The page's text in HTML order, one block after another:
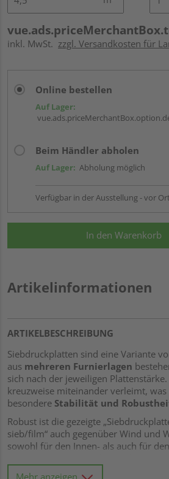
inkl. MwSt. zzgl. Versandkosten für
Online bestellen
Auf Lager:
Beim Händler abholen
Auf Lager: Abholung möglich
Verfügbar in der Ausstellung - vor
In den Warenkorb
Artikelinformationen
ARTIKELBESCHREIBUNG
Siebdruckplatten sind eine Variante
aus mehreren Furnierlagen
sich nach der jeweiligen
kreuzweise miteinander verleimt,
besondere Stabilität und
Robust ist die gezeigte
sieb/film“ auch gegenüber Wind und
sowohl für den Innen- als auch für
„BFU100“ gibt Aufschluss hierüber